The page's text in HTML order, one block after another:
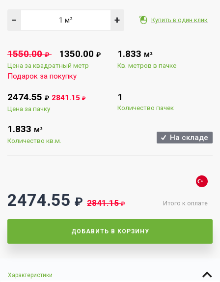
Купить в один клик
− +
1550.00 ₽ 1350.00 ₽
Цена за квадратный метр
Подарок за покупку
1.833 М²
Кв. метров в пачке
2474.55 ₽ 2841.15₽
Цена за пачку
1
Количество пачек
1.833 М²
Количество кв.м. На складе
Итого к оплате
2474.55 ₽ 2841.15₽
ДОБАВИТЬ В КОРЗИНУ
Характеристики